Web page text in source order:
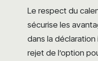
Le respect du
sécurise les
dans la
rejet de l’option